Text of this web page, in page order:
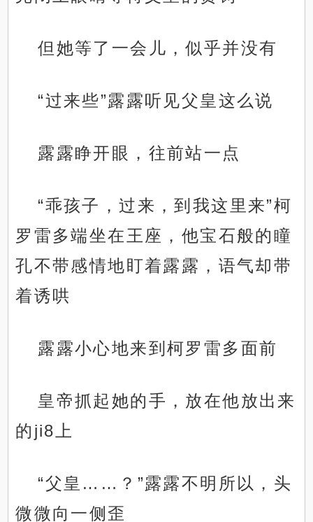
但她等了一会儿，似乎并没有
“过来些”露露听见父皇这么说
露露睁开眼，往前站一点
“乖孩子，过来，到我这里来”柯
罗雷多端坐在王座，他宝石般的瞳
孔不带感情地盯着露露，语气却带
着诱哄
露露小心地来到柯罗雷多面前
皇帝抓起她的手，放在他放出来
的ji8上
“父皇……？”露露不明所以，头
微微向一侧歪